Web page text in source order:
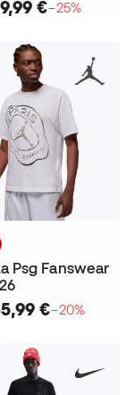
€−25%
Psg Fanswear
€−20%